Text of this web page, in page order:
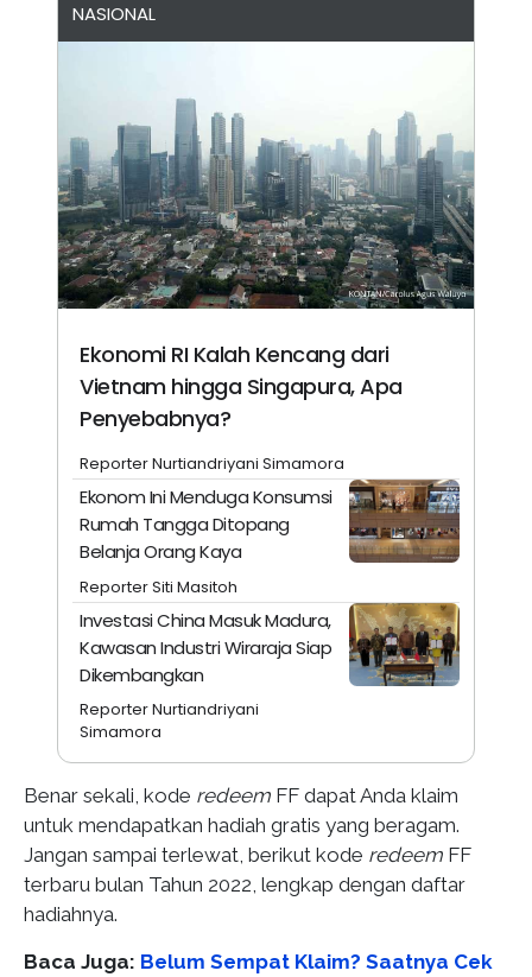
NASIONAL
Ekonomi RI Kalah Kencang dari
Vietnam hingga Singapura, Apa
Penyebabnya?
Reporter Nurtiandriyani Simamora
Ekonom Ini Menduga Konsumsi
Rumah Tangga Ditopang
Belanja Orang Kaya
Reporter Siti Masitoh
Investasi China Masuk Madura,
Kawasan Industri Wiraraja Siap
Dikembangkan
Reporter Nurtiandriyani
Simamora
Benar sekali, kode redeem FF dapat Anda klaim
untuk mendapatkan hadiah gratis yang beragam.
Jangan sampai terlewat, berikut kode redeem FF
terbaru bulan Tahun 2022, lengkap dengan daftar
hadiahnya.
Baca Juga: Belum Sempat Klaim? Saatnya Cek